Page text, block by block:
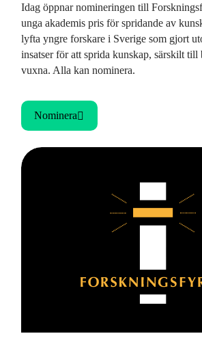
Idag öppnar nomineringen till
unga akademis pris för spridande av
lyfta yngre forskare i Sverige som gjort
insatser för att sprida kunskap, särskilt till
vuxna. Alla kan nominera.
Nominera